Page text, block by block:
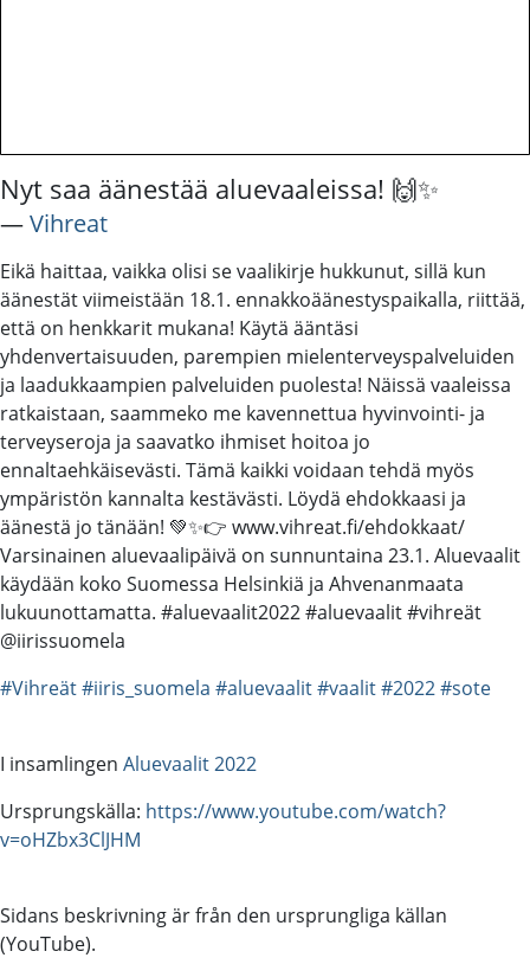
Nyt saa äänestää aluevaaleissa! 🙌✨
―Vihreat
Eikä haittaa, vaikka olisi se vaalikirje hukkunut, sillä kun
äänestät viimeistään 18.1. ennakkoäänestyspaikalla, riittää,
että on henkkarit mukana! Käytä ääntäsi
yhdenvertaisuuden, parempien mielenterveyspalveluiden
ja laadukkaampien palveluiden puolesta! Näissä vaaleissa
ratkaistaan, saammeko me kavennettua hyvinvointi- ja
terveyseroja ja saavatko ihmiset hoitoa jo
ennaltaehkäisevästi. Tämä kaikki voidaan tehdä myös
ympäristön kannalta kestävästi. Löydä ehdokkaasi ja
äänestä jo tänään! 💚✨👉 www.vihreat.fi/ehdokkaat/
Varsinainen aluevaalipäivä on sunnuntaina 23.1. Aluevaalit
käydään koko Suomessa Helsinkiä ja Ahvenanmaata
lukuunottamatta. #aluevaalit2022 #aluevaalit #vihreät
@iirissuomela
#Vihreät#iiris_suomela #aluevaalit#vaalit#2022#sote
I insamlingen Aluevaalit 2022
Ursprungskälla: https://www.youtube.com/watch?
v=oHZbx3ClJHM
Sidans beskrivning är från den ursprungliga källan
(YouTube).